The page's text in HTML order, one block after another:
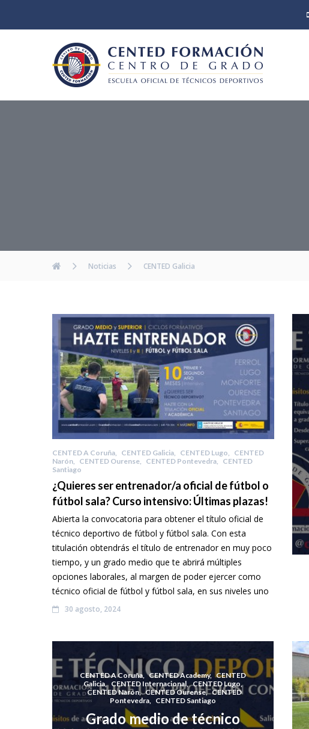
Noticias CENTED Galicia
CENTED A Coruña CENTED Galicia CENTED Lugo
CENTED
Narón
CENTED Ourense CENTED Pontevedra
CENTED
Santiago
¿Quieres ser entrenador/a oficial de fútbol o
fútbol sala? Curso intensivo: Últimas plazas!
Abierta la convocatoria para obtener el título oficial de
técnico deportivo de fútbol y fútbol sala. Con esta
titulación obtendrás el título de entrenador en muy poco
tiempo, y un grado medio que te abrirá múltiples
opciones laborales, al margen de poder ejercer como
técnico oficial de fútbol y fútbol sala, en sus niveles uno
30 agosto, 2024
CENTED A Coruña CENTED Academy, CENTED
Galicia, CENTED Internacional , CENTED Lugo ,
CENTED Narón, CENTED Ourense , CENTED
Pontevedra
CENTED Santiago
Grado medio de técnico